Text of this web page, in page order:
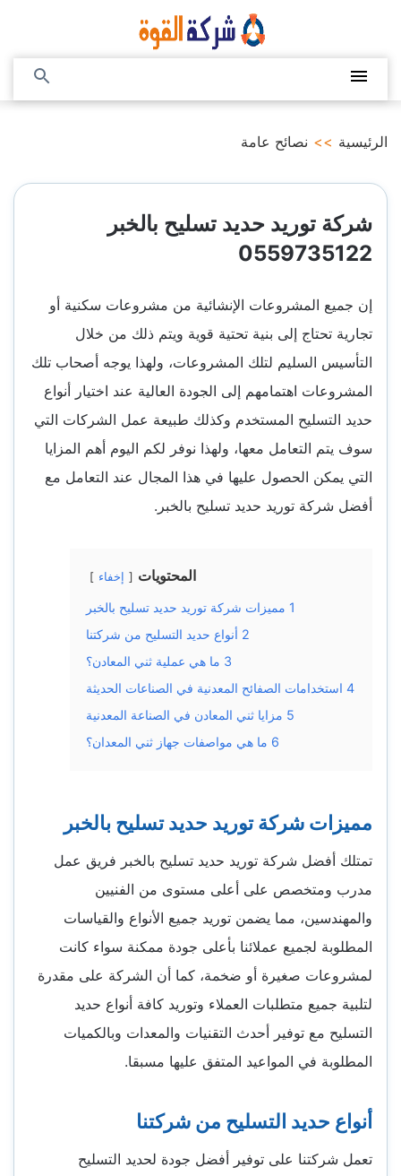
المحتوى
الرئيسية >> نصائح عامة
شركة توريد حديد تسليح بالخبر
0559735122
إن جميع المشروعات الإنشائية من مشروعات سكنية أو
تجارية تحتاج إلى بنية تحتية قوية ويتم ذلك من خلال
التأسيس السليم لتلك المشروعات، ولهذا يوجه أصحاب تلك
المشروعات اهتمامهم إلى الجودة العالية عند اختيار أنواع
حديد التسليح المستخدم وكذلك طبيعة عمل الشركات التي
سوف يتم التعامل معها، ولهذا نوفر لكم اليوم أهم المزايا
التي يمكن الحصول عليها في هذا المجال عند التعامل مع
أفضل شركة توريد حديد تسليح بالخبر.
المحتويات إخفاء
1 مميزات شركة توريد حديد تسليح بالخبر
2 أنواع حديد التسليح من شركتنا
3 ما هي عملية ثني المعادن؟
4 استخدامات الصفائح المعدنية في الصناعات الحديثة
5 مزايا ثني المعادن في الصناعة المعدنية
6 ما هي مواصفات جهاز ثني المعدان؟
مميزات شركة توريد حديد تسليح بالخبر
تمتلك أفضل شركة توريد حديد تسليح بالخبر فريق عمل
مدرب ومتخصص على أعلى مستوى من الفنيين
والمهندسين، مما يضمن توريد جميع الأنواع والقياسات
المطلوبة لجميع عملائنا بأعلى جودة ممكنة سواء كانت
لمشروعات صغيرة أو ضخمة، كما أن الشركة على مقدرة
لتلبية جميع متطلبات العملاء وتوريد كافة أنواع حديد
التسليح مع توفير أحدث التقنيات والمعدات وبالكميات
المطلوبة في المواعيد المتفق عليها مسبقا.
أنواع حديد التسليح من شركتنا
تعمل شركتنا على توفير أفضل جودة لحديد التسليح